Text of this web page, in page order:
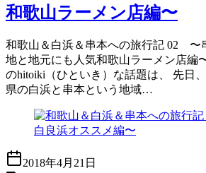
和歌山ラーメン店編〜
和歌山＆白浜＆串本への旅行記 02 〜
地と地元にも人気和歌山ラーメン店編
のhitoiki（ひといき）な話題は、 先日
県の白浜と串本という地域…
2018年4月21日